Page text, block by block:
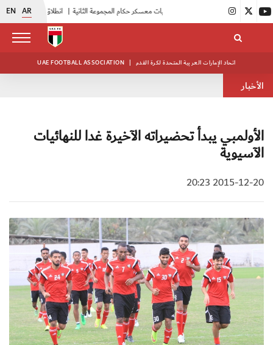
EN AR انطلاق منافسات بطولة النخبة لحرس الرئاسة |
UAE FOOTBALL ASSOCIATION | اتحاد الإمارات العربية المتحدة لكرة القدم
الأخبار
الأولمبي يبدأ تحضيراته الآخيرة غدا للنهائيات
الآسيوية
2015-12-20 20:23